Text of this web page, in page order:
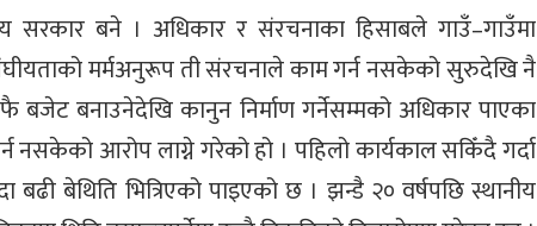
सरकार बने । अधिकार र संरचनाका हिसाबले गाउँ–गाउँमा
मर्मअनुरूप ती संरचनाले काम गर्न नसकेको सुरुदेखि नै
बनाउनेदेखि कानुन निर्माण गर्नेसम्मको अधिकार पाएका
आरोप लाग्ने गरेको हो । पहिलो कार्यकाल सकिँदै गर्दा
बढी बेथिति भित्रिएको पाइएको छ । झन्डै २० वर्षपछि स्थानीय